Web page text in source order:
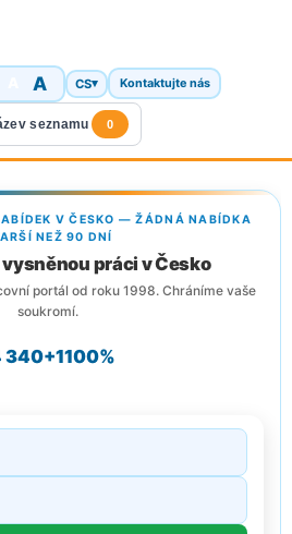
A CS▾ Kontaktujte nás
seznamu 0
V ČESKO — ŽÁDNÁ NABÍDKA
NEŽ 90 DNÍ
práci v Česko
portál od roku 1998. Chráníme vaše
soukromí.
340+1100%